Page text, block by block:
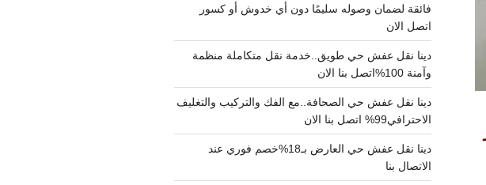
فائقة لضمان وصوله سليمًا دون أي خدوش أو كسور
اتصل الان
دينا نقل عفش حي طويق..خدمة نقل متكاملة منظمة
وآمنة 100%اتصل بنا الان
دينا نقل عفش حي الصحافة..مع الفك والتركيب والتغليف
الاحترافي99% اتصل بنا الان
دينا نقل عفش حي العارض بـ18%خصم فوري عند
الاتصال بنا